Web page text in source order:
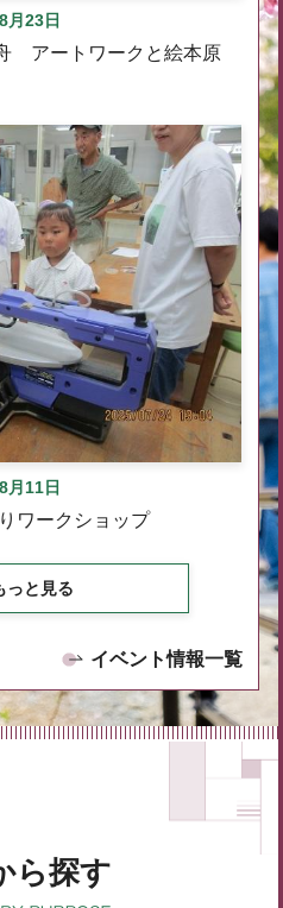
月23日
アートワークと絵本原
月11日
ワークショップ
っと見る
イベント情報一覧
ら探す